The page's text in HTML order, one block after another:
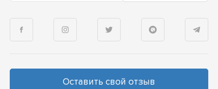
Оставить свой отзыв